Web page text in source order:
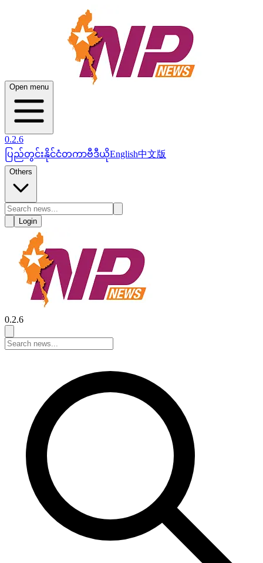
Open menu
0.2.6
ပြည်တွင်းနိုင်ငံတကာဗီဒီယိုEnglish中文版
Others
Login
0.2.6